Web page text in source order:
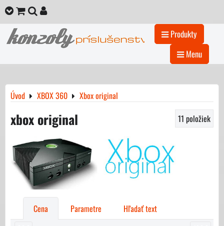
Produkty
Menu
Úvod XBOX 360 Xbox original
xbox original 11 položiek
Cena Parametre Hľadať text